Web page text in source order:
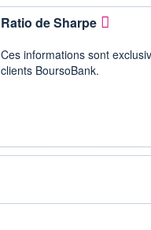
Ratio de Sharpe
Ces informations sont
clients BoursoBank.